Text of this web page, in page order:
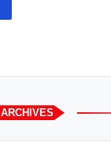
ARCHIVES